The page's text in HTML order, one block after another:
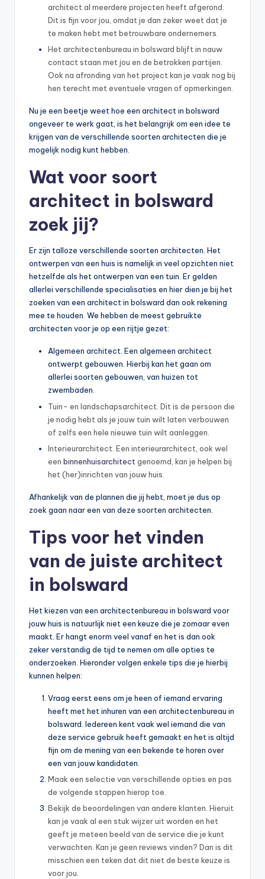
architect al meerdere projecten heeft afgerond.
Dit is fijn voor jou, omdat je dan zeker weet dat je
te maken hebt met betrouwbare ondernemers.
Het architectenbureau in bolsward blijft in nauw
contact staan met jou en de betrokken partijen.
Ook na afronding van het project kan je vaak nog bij
hen terecht met eventuele vragen of opmerkingen.
Nu je een beetje weet hoe een architect in bolsward
ongeveer te werk gaat, is het belangrijk om een idee te
krijgen van de verschillende soorten architecten die je
mogelijk nodig kunt hebben.
Wat voor soort
architect in bolsward
zoek jij?
Er zijn talloze verschillende soorten architecten. Het
ontwerpen van een huis is namelijk in veel opzichten niet
hetzelfde als het ontwerpen van een tuin. Er gelden
allerlei verschillende specialisaties en hier dien je bij het
zoeken van een architect in bolsward dan ook rekening
mee te houden. We hebben de meest gebruikte
architecten voor je op een rijtje gezet:
Algemeen architect. Een algemeen architect
ontwerpt gebouwen. Hierbij kan het gaan om
allerlei soorten gebouwen, van huizen tot
zwembaden.
Tuin- en landschapsarchitect. Dit is de persoon die
je nodig hebt als je jouw tuin wilt laten verbouwen
of zelfs een hele nieuwe tuin wilt aanleggen.
Interieurarchitect. Een interieurarchitect, ook wel
een binnenhuisarchitect genoemd, kan je helpen bij
het (her)inrichten van jouw huis.
Afhankelijk van de plannen die jij hebt, moet je dus op
zoek gaan naar een van deze soorten architecten.
Tips voor het vinden
van de juiste architect
in bolsward
Het kiezen van een architectenbureau in bolsward voor
jouw huis is natuurlijk niet een keuze die je zomaar even
maakt. Er hangt enorm veel vanaf en het is dan ook
zeker verstandig de tijd te nemen om alle opties te
onderzoeken. Hieronder volgen enkele tips die je hierbij
kunnen helpen:
Vraag eerst eens om je heen of iemand ervaring
heeft met het inhuren van een architectenbureau in
bolsward. Iedereen kent vaak wel iemand die van
deze service gebruik heeft gemaakt en het is altijd
fijn om de mening van een bekende te horen over
een van jouw kandidaten.
Maak een selectie van verschillende opties en pas
de volgende stappen hierop toe.
Bekijk de beoordelingen van andere klanten. Hieruit
kan je vaak al een stuk wijzer uit worden en het
geeft je meteen beeld van de service die je kunt
verwachten. Kan je geen reviews vinden? Dan is dit
misschien een teken dat dit niet de beste keuze is
voor jou.